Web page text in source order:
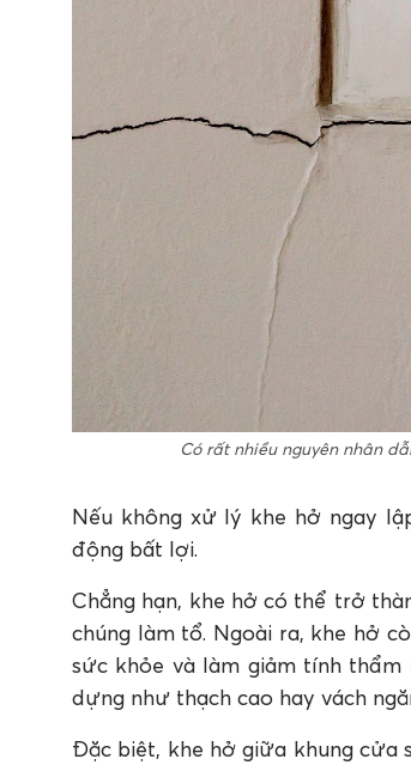
Có rất nhiều nguyên nhân
Nếu không xử lý khe hở ngay
động bất lợi.
Chẳng hạn, khe hở có thể trở
chúng làm tổ. Ngoài ra, khe hở
sức khỏe và làm giảm tính
dựng như thạch cao hay vách
Đặc biệt, khe hở giữa khung